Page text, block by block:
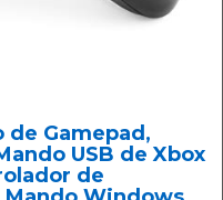
de Gamepad,
USB de Xbox
de